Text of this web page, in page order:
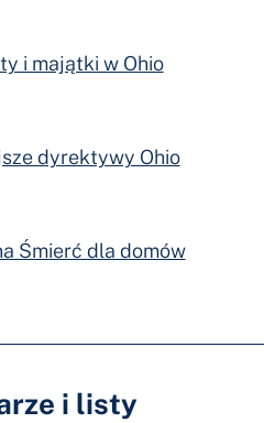
i majątki w Ohio
dyrektywy Ohio
Śmierć dla domów
i listy